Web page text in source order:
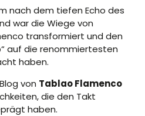
nach dem tiefen Echo des
war die Wiege von
transformiert und den
auf die renommiertesten
haben.
von Tablao Flamenco
die den Takt
haben.